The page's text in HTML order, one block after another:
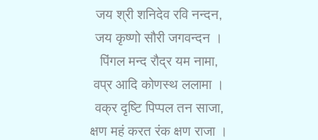
जय श्री शनिदेव रवि नन्दन,
जय कृष्णो सौरी जगवन्दन ।
पिंगल मन्द रौद्र यम नामा,
वप्र आदि कोणस्थ ललामा ।
वक्र दृष्टि पिप्पल तन साजा,
क्षण महं करत रंक क्षण राजा ।